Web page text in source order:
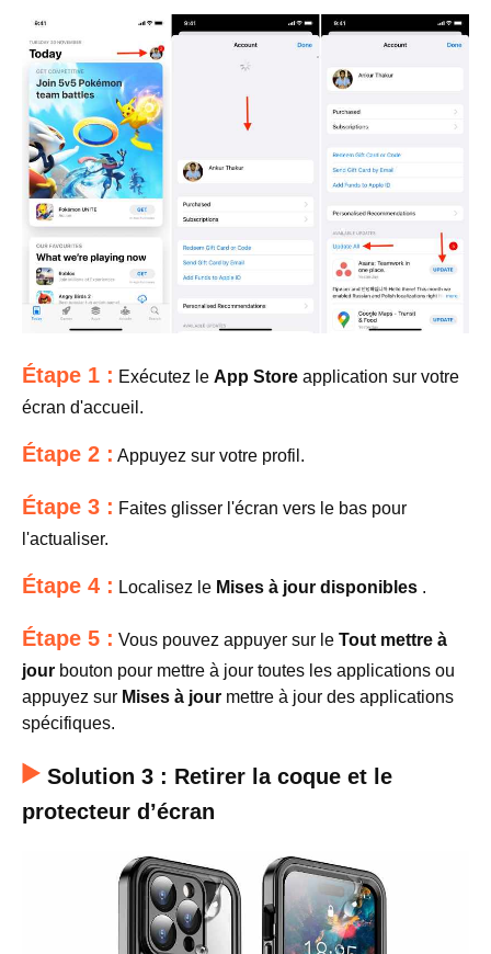
Étape 1 : Exécutez le App Store application sur votre
écran d'accueil.
Étape 2 : Appuyez sur votre profil.
Étape 3 : Faites glisser l'écran vers le bas pour
l'actualiser.
Étape 4 : Localisez le Mises à jour disponibles .
Étape 5 : Vous pouvez appuyer sur le Tout mettre à
jour bouton pour mettre à jour toutes les applications ou
appuyez sur Mises à jour mettre à jour des applications
spécifiques.
Solution 3 : Retirer la coque et le
protecteur d’écran